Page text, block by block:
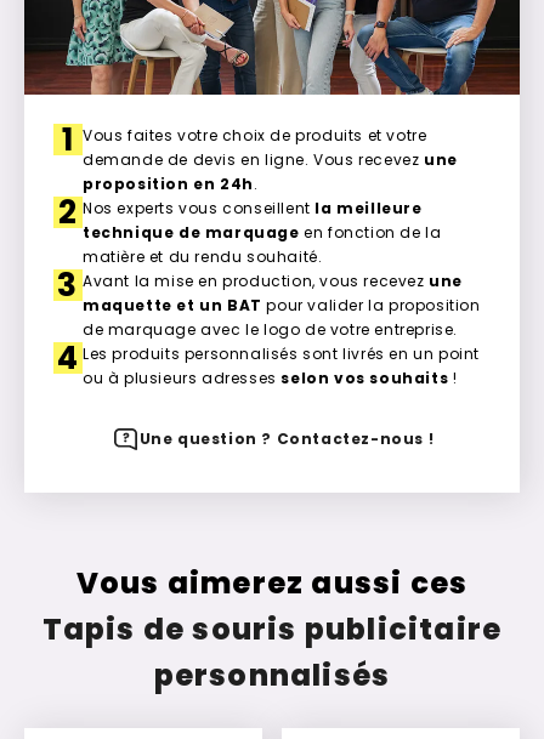
1 Vous faites votre choix de produits et votre
demande de devis en ligne. Vous recevez une
proposition en 24h.
2 Nos experts vous conseillent la meilleure
technique de marquage en fonction de la
matière et du rendu souhaité.
3 Avant la mise en production, vous recevez une
maquette et un BAT pour valider la proposition
de marquage avec le logo de votre entreprise.
4 Les produits personnalisés sont livrés en un point
ou à plusieurs adresses selon vos souhaits !
Une question ? Contactez-nous !
Vous aimerez aussi ces
Tapis de souris publicitaire
personnalisés